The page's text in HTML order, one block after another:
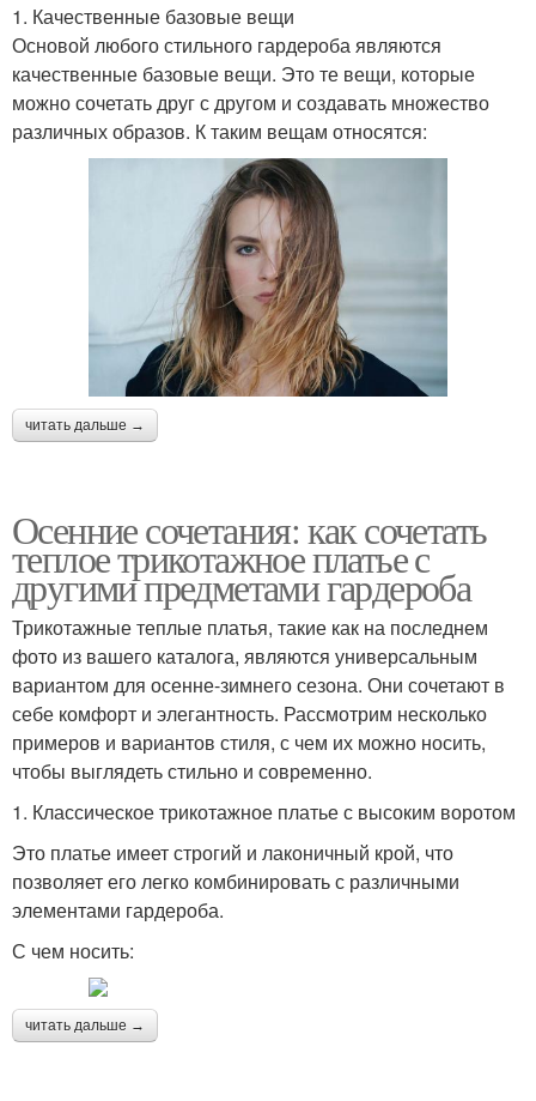
1. Качественные базовые вещи
Основой любого стильного гардероба являются
качественные базовые вещи. Это те вещи, которые
можно сочетать друг с другом и создавать множество
различных образов. К таким вещам относятся:
читать дальше →
Осенние сочетания: как сочетать
теплое трикотажное платье с
другими предметами гардероба
Трикотажные теплые платья, такие как на последнем
фото из вашего каталога, являются универсальным
вариантом для осенне-зимнего сезона. Они сочетают в
себе комфорт и элегантность. Рассмотрим несколько
примеров и вариантов стиля, с чем их можно носить,
чтобы выглядеть стильно и современно.
1. Классическое трикотажное платье с высоким воротом
Это платье имеет строгий и лаконичный крой, что
позволяет его легко комбинировать с различными
элементами гардероба.
С чем носить:
читать дальше →